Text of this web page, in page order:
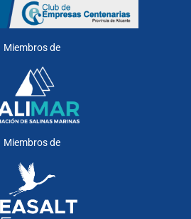
Miembros de
Miembros de